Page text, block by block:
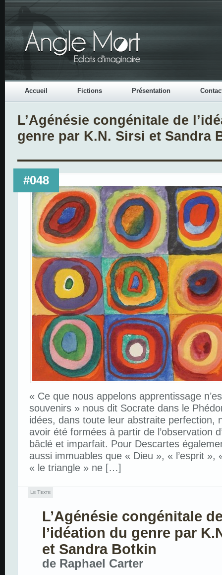
Accueil Fictions Présentation
L’Agénésie congénitale de
genre par K.N. Sirsi et Sandra
#048
« Ce que nous appelons apprentissage
souvenirs » nous dit Socrate dans le
idées, dans toute leur abstraite perfection,
avoir été formées à partir de l’observation
bâclé et imparfait. Pour Descartes
aussi immuables que « Dieu », « l’esprit »,
« le triangle » ne […]
Le Texte
L’Agénésie congénitale
l’idéation du genre par
et Sandra Botkin
de Raphael Carter